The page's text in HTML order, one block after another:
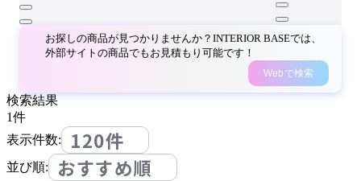
お探しの商品が見つかりませんか？INTERIOR BASEでは、
外部サイトの商品でもお見積もり可能です！
Webで検索
検索結果
1件
表示件数:
120件
並び順: おすすめ順